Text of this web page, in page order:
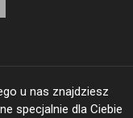
u nas znajdziesz
specjalnie dla Ciebie